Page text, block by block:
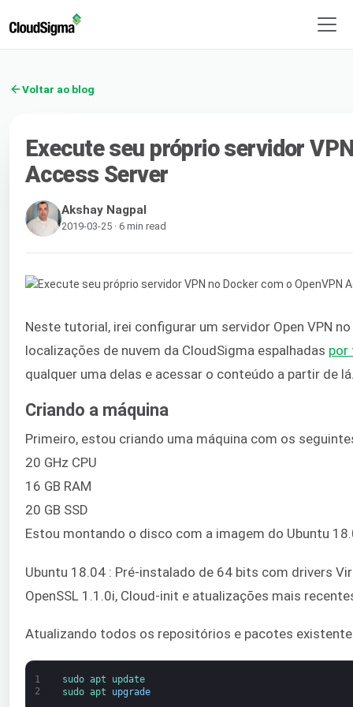
Voltar ao blog
Execute seu próprio servidor
Access Server
Akshay Nagpal
2019-03-25 · 6 min read
Neste tutorial, irei configurar um servidor Open VPN
localizações de nuvem da CloudSigma espalhadas por
qualquer uma delas e acessar o conteúdo a partir de
Criando a máquina
Primeiro, estou criando uma máquina com os
20 GHz CPU
16 GB RAM
20 GB SSD
Estou montando o disco com a imagem do Ubuntu
Ubuntu 18.04 : Pré-instalado de 64 bits com drivers
OpenSSL 1.1.0i, Cloud-init e atualizações mais
Atualizando todos os repositórios e pacotes
1
2
sudo apt
update
sudo apt upgrade